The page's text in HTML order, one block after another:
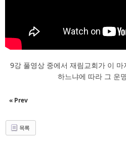
9강 풀영상 중에서 재림교회가 이
하느냐에 따라 그 운
« Prev
목록